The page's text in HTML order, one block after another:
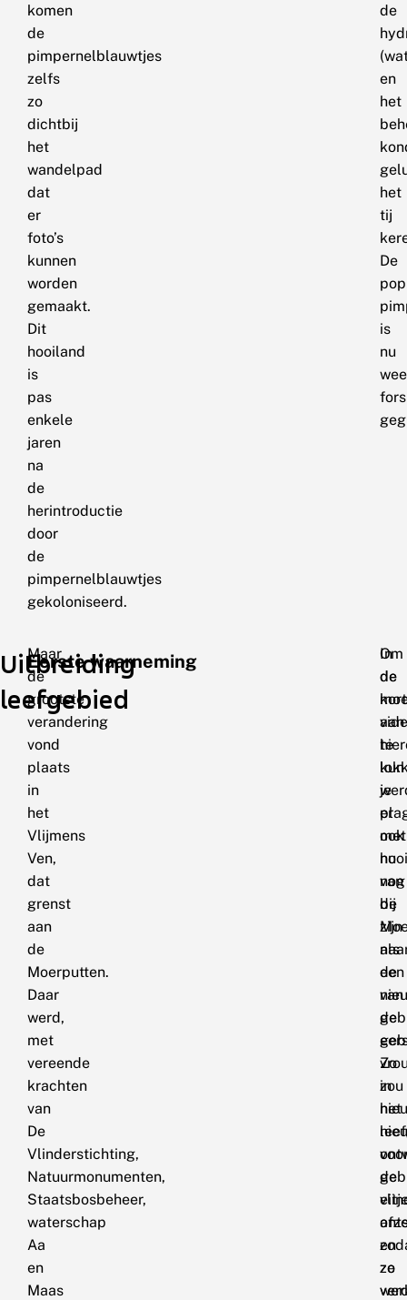
komen
de
pimpernelblauwtjes
zelfs
zo
dichtbij
het
wandelpad
dat
er
foto’s
kunnen
worden
gemaakt.
Dit
hooiland
is
pas
enkele
jaren
na
de
herintroductie
door
de
pimpernelblauwtjes
gekoloniseerd.
de
en
het
het
tij
De
is
nu
fors
Uitbreiding
leefgebied
Maar
de
grootste
verandering
vond
plaats
in
het
Vlijmens
Ven,
dat
grenst
aan
de
Moerputten.
Daar
werd,
met
vereende
krachten
van
De
Vlinderstichting,
Natuurmonumenten,
Staatsbosbeheer,
waterschap
Aa
en
Maas
Eerste waarneming
Om
de
aan
te
met
van
de
de
Zo
zou
de
ze
In
de
kun
je
er
ook
nu
nog
bij
zijn
als
een
van
de
in
het
en
zo